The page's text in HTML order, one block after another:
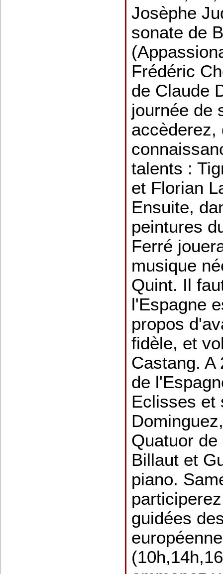
Josèphe
sonate de
Frédéric
de Claude
journée de
accèderez,
talents :
et Florian
Ensuite,
peintures
Ferré
musique
Quint. Il
l'Espagne
propos
fidèle, et
Castang.
de
Eclisses et
Quatuor
Billaut et
piano.
guidées